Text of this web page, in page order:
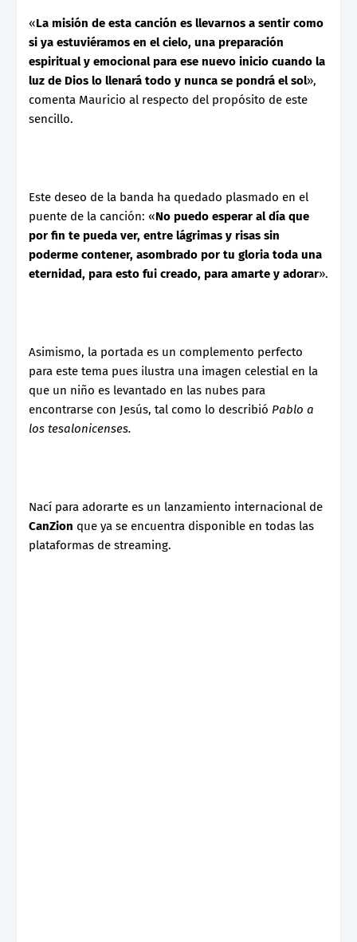
«La misión de esta canción es llevarnos a sentir como
si ya estuviéramos en el cielo, una preparación
espiritual y emocional para ese nuevo inicio cuando la
luz de Dios lo llenará todo y nunca se pondrá el sol»,
comenta Mauricio al respecto del propósito de este
sencillo.
Este deseo de la banda ha quedado plasmado en el
puente de la canción: «No puedo esperar al día que
por fin te pueda ver, entre lágrimas y risas sin
poderme contener, asombrado por tu gloria toda una
eternidad, para esto fui creado, para amarte y adorar».
Asimismo, la portada es un complemento perfecto
para este tema pues ilustra una imagen celestial en la
que un niño es levantado en las nubes para
encontrarse con Jesús, tal como lo describió Pablo a
los tesalonicenses.
Nací para adorarte es un lanzamiento internacional de
CanZion que ya se encuentra disponible en todas las
plataformas de streaming.